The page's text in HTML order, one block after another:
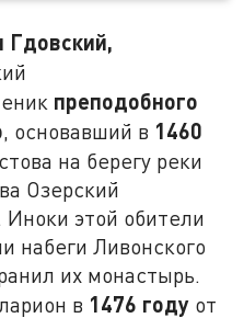
преподобного
, основавший в 1460
на берегу реки
Озерский
этой обители
набеги Ливонского
их монастырь.
в 1476 году от